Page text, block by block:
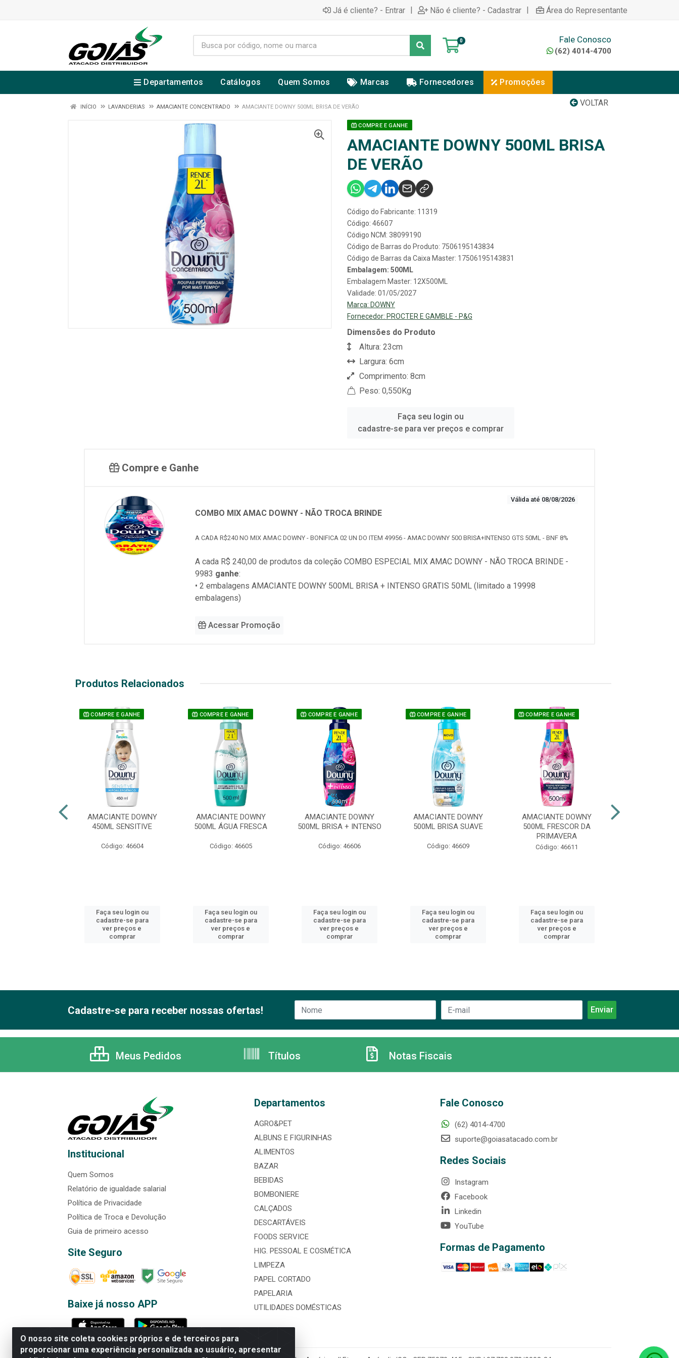
Já é cliente? - Entrar | Não é cliente? - Cadastrar | Área do Representante
0 Fale Conosco
(62) 4014-4700
Departamentos Catálogos Quem Somos Marcas Fornecedores Promoções
VOLTAR
INÍCIO LAVANDERIAS AMACIANTE CONCENTRADO AMACIANTE DOWNY 500ML BRISA DE VERÃO
COMPRE E GANHE
AMACIANTE DOWNY 500ML BRISA
DE VERÃO
Código do Fabricante: 11319
Código: 46607
Código NCM: 38099190
Código de Barras do Produto: 7506195143834
Código de Barras da Caixa Master: 17506195143831
Embalagem: 500ML
Embalagem Master: 12X500ML
Validade: 01/05/2027
Marca: DOWNY
Fornecedor: PROCTER E GAMBLE - P&G
Dimensões do Produto
Altura: 23cm
Largura: 6cm
Comprimento: 8cm
Peso: 0,550Kg
Faça seu login ou
cadastre-se para ver preços e comprar
Compre e Ganhe
Válida até 08/08/2026
COMBO MIX AMAC DOWNY - NÃO TROCA BRINDE
A CADA R$240 NO MIX AMAC DOWNY - BONIFICA 02 UN DO ITEM 49956 - AMAC DOWNY 500 BRISA+INTENSO GTS 50ML - BNF 8%
A cada R$ 240,00 de produtos da coleçãoCOMBO ESPECIAL MIX AMAC DOWNY - NÃO TROCA BRINDE -
9983 ganhe:
• 2 embalagens AMACIANTE DOWNY 500ML BRISA + INTENSO GRATIS 50ML (limitado a 19998
embalagens)
Acessar Promoção
Produtos Relacionados
COMPRE E GANHE
AMACIANTE DOWNY
450ML SENSITIVE
Código: 46604
Faça seu login ou
cadastre-se para
ver preços e
comprar
COMPRE E GANHE
AMACIANTE DOWNY
500ML ÁGUA FRESCA
Código: 46605
Faça seu login ou
cadastre-se para
ver preços e
comprar
COMPRE E GANHE
AMACIANTE DOWNY
500ML BRISA + INTENSO
Código: 46606
Faça seu login ou
cadastre-se para
ver preços e
comprar
COMPRE E GANHE
AMACIANTE DOWNY
500ML BRISA SUAVE
Código: 46609
Faça seu login ou
cadastre-se para
ver preços e
comprar
COMPRE E GANHE
AMACIANTE DOWNY
500ML FRESCOR DA
PRIMAVERA
Código: 46611
Faça seu login ou
cadastre-se para
ver preços e
comprar
O nosso site coleta cookies próprios e de terceiros para
proporcionar uma experiência personalizada ao usuário, apresentar
Cadastre-se para receber nossas ofertas!
Meus Pedidos Títulos Notas Fiscais
Institucional
Quem Somos
Relatório de igualdade salarial
Política de Privacidade
Política de Troca e Devolução
Guia de primeiro acesso
Site Seguro
Baixe já nosso APP
Departamentos
AGRO&PET
ALBUNS E FIGURINHAS
ALIMENTOS
BAZAR
BEBIDAS
BOMBONIERE
CALÇADOS
DESCARTÁVEIS
FOODS SERVICE
HIG. PESSOAL E COSMÉTICA
LIMPEZA
PAPEL CORTADO
PAPELARIA
UTILIDADES DOMÉSTICAS
Fale Conosco
(62) 4014-4700
suporte@goiasatacado.com.br
Redes Sociais
Instagram
Facebook
Linkedin
YouTube
Formas de Pagamento